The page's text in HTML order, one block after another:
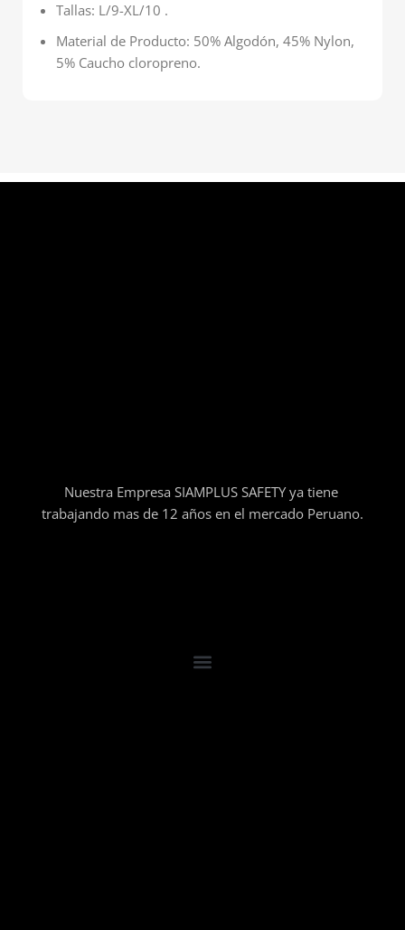
Tallas: L/9-XL/10 .
Material de Producto: 50% Algodón, 45% Nylon,
5% Caucho cloropreno.
Nuestra Empresa SIAMPLUS SAFETY ya tiene
trabajando mas de 12 años en el mercado Peruano.